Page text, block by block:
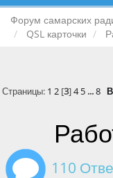
Форум самарских
QSL карточки
Страницы: 1 2[3]4 5 ...8
110